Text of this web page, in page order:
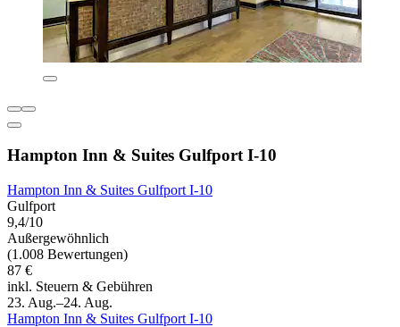
Hampton Inn & Suites Gulfport I-10
Hampton Inn & Suites Gulfport I-10
Gulfport
9,4/10
Außergewöhnlich
(1.008 Bewertungen)
87 €
inkl. Steuern & Gebühren
23. Aug.–24. Aug.
Hampton Inn & Suites Gulfport I-10